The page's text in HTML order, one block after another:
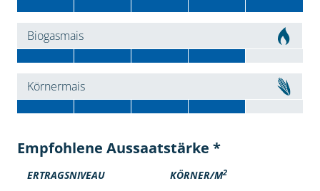
Biogasmais
Körnermais
Empfohlene Aussaatstärke *
ERTRAGSNIVEAU KÖRNER/M2